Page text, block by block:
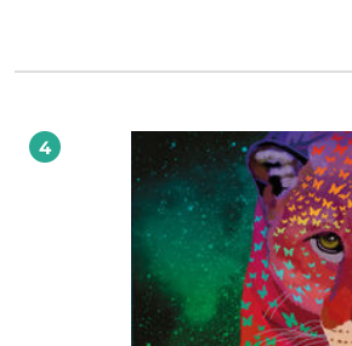
stronę, w którą powinny; ciekawi cię, jakie blokady mogą pojawiać się w twojej
jeszcze bardziej was zbliżały; to w książce Ewka, co cię ugryzło znajdziesz wiele
praktycznych wskazówek, jak krok po kroku
głęboka, szczera, skuteczna i satysfakcjonująca dla
napisania tej książki było moje marzenie.
mnie szczególnie cenna. Ale choć jest to
rozmowy nie zawsze nam wychodzą. A
ważna, jeśli coś się nie udaje, boli to bardziej niż w
uparty śledczy sprawdzam każdy trop, który
magicznego składnika, który powoduje, że
zrozumiany i życzliwie przyjęty, a następnie
słów, dzięki którym nasze relacje stają się
Napisałam ten poradnik, aby każda osoba
4